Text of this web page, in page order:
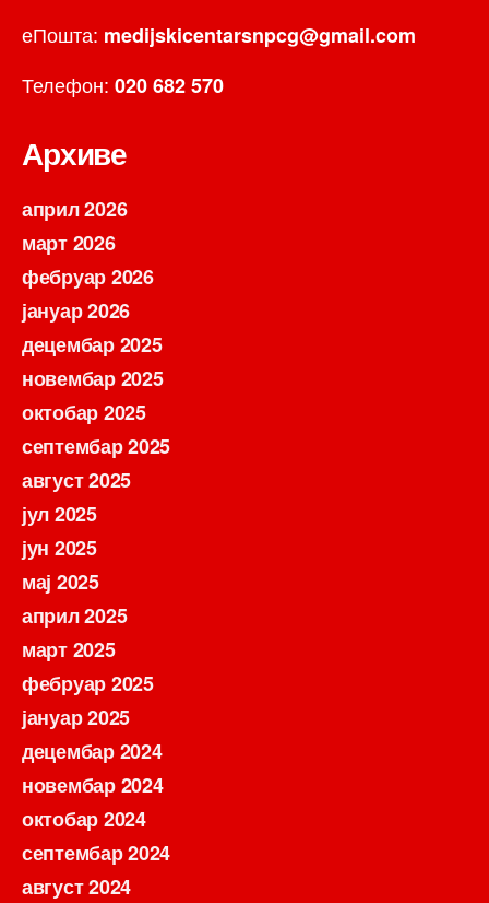
еПошта: medijskicentarsnpcg@gmail.com
Телефон: 020 682 570
Архиве
април 2026
март 2026
фебруар 2026
јануар 2026
децембар 2025
новембар 2025
октобар 2025
септембар 2025
август 2025
јул 2025
јун 2025
мај 2025
април 2025
март 2025
фебруар 2025
јануар 2025
децембар 2024
новембар 2024
октобар 2024
септембар 2024
август 2024